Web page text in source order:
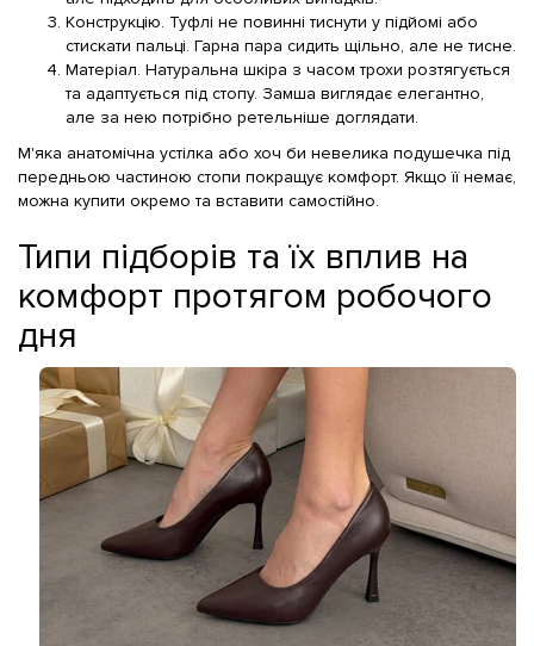
Конструкцію. Туфлі не повинні тиснути у підйомі або
стискати пальці. Гарна пара сидить щільно, але не тисне.
Матеріал. Натуральна шкіра з часом трохи розтягується
та адаптується під стопу. Замша виглядає елегантно,
але за нею потрібно ретельніше доглядати.
М'яка анатомічна устілка або хоч би невелика подушечка під
передньою частиною стопи покращує комфорт. Якщо її немає,
можна купити окремо та вставити самостійно.
Типи підборів та їх вплив на
комфорт протягом робочого
дня